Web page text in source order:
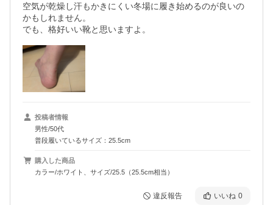
空気が乾燥し汗もかきにくい冬場に履き始めるのが良いの
かもしれません。
でも、格好いい靴と思いますよ。
投稿者情報
男性/50代
普段履いているサイズ：25.5cm
購入した商品
カラー/ホワイト、サイズ/25.5（25.5cm相当）
違反報告 いいね 0